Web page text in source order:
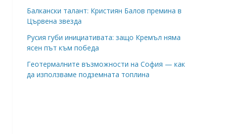
Балкански талант: Кристиян Балов премина в
Цървена звезда
Русия губи инициативата: защо Кремъл няма
ясен път към победа
Геотермалните възможности на София — как
да използваме подземната топлина